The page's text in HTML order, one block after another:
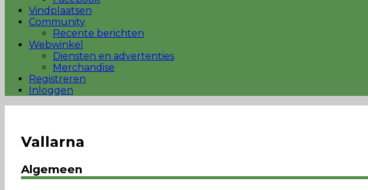
Vindplaatsen
Community
Recente berichten
Webwinkel
Diensten en advertenties
Merchandise
Registreren
Inloggen
Vallarna
Algemeen